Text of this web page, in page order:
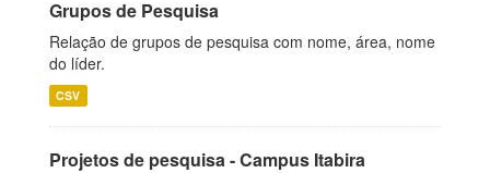
Grupos de Pesquisa
Relação de grupos de pesquisa com nome, área, nome
do líder.
CSV
Projetos de pesquisa - Campus Itabira